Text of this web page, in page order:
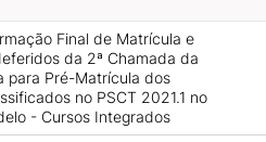
Final de Matrícula e
da 2ª Chamada da
para Pré-Matrícula dos
no PSCT 2021.1 no
- Cursos Integrados